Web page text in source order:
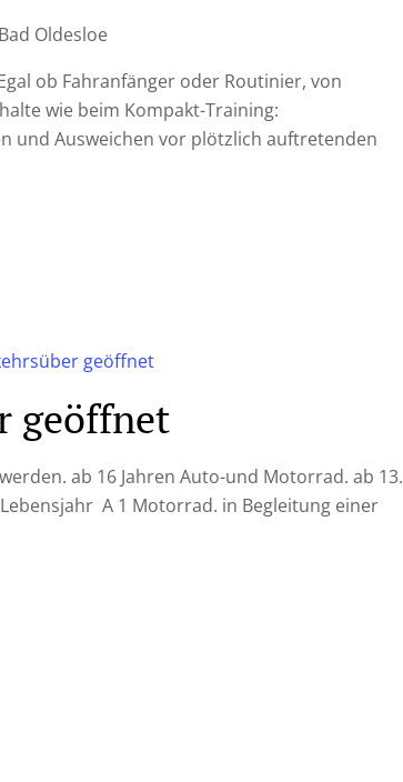
Oldesloe
ob Fahranfänger oder Routinier, von
wie beim Kompakt-Training:
und Ausweichen vor plötzlich auftretenden
geöffnet
geöffnet
ab 16 Jahren Auto-und Motorrad. ab 13.
A 1 Motorrad. in Begleitung einer